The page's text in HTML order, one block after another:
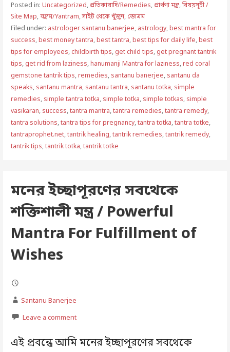
Posted in: Uncategorized, প্রতিকারাদি/Remedies, প্রার্থণা মন্ত্র,বিষয়সূচী /
Site Map,যন্ত্রম/Yantram,সাইট থেকে খুঁজুন, স্তোত্রম
Filed under: astrologer santanu banerjee, astrology,best mantra for
success,best money tantra,best tantra,best tips for daily life,best
tips for employees, childbirth tips, get child tips, get pregnant tantrik
tips, get rid from laziness,hanumanji Mantra for laziness,red coral
gemstone tantrik tips,remedies, santanu banerjee, santanu da
speaks, santanu mantra, santanu tantra, santanu totka, simple
remedies, simple tantra totka, simple totka, simple totkas, simple
vasikaran, success,tantra mantra,tantra remedies,tantra remedy,
tantra solutions,tantra tips for pregnancy,tantra totka,tantra totke,
tantraprophet.net,tantrik healing,tantrik remedies,tantrik remedy,
tantrik tips,tantrik totka,tantrik totke
মনের ইচ্ছাপূরণের সবথেকে
শক্তিশালী মন্ত্র / Powerful
Mantra For Fulfillment of
Wishes
Santanu Banerjee
Leave a comment
এই প্রবন্ধে আমি মনের ইচ্ছাপূরণের সবথেকে